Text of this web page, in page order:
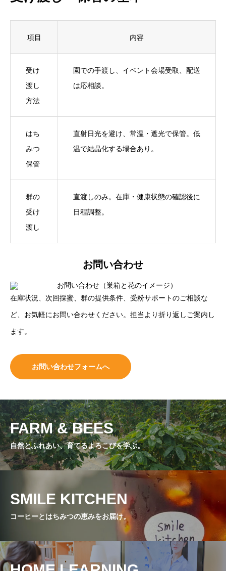
項目 内容
受け
渡し
方法
園での手渡し、イベント会場受取、配送
は応相談。
はち
みつ
保管
直射日光を避け、常温・遮光で保管。低
温で結晶化する場合あり。
群の
受け
渡し
直渡しのみ。在庫・健康状態の確認後に
日程調整。
お問い合わせ
在庫状況、次回採蜜、群の提供条件、受粉サポートのご相談な
ど、お気軽にお問い合わせください。担当より折り返しご案内し
ます。
お問い合わせフォームへ
FARM & BEES
自然とふれあい、育てるよろこびを学ぶ。
SMILE KITCHEN
コーヒーとはちみつの恵みをお届け。